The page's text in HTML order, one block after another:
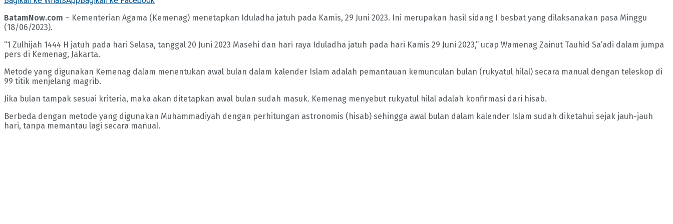
BatamNow.com – Kementerian Agama (Kemenag) menetapkan Iduladha jatuh pada Kamis, 29 Juni 2023. Ini merupakan hasil sidang I besbat yang dilaksanakan pasa Minggu
(18/06/2023).
“1 Zulhijah 1444 H jatuh pada hari Selasa, tanggal 20 Juni 2023 Masehi dan hari raya Iduladha jatuh pada hari Kamis 29 Juni 2023,” ucap Wamenag Zainut Tauhid Sa’adi dalam jumpa
pers di Kemenag, Jakarta.
Metode yang digunakan Kemenag dalam menentukan awal bulan dalam kalender Islam adalah pemantauan kemunculan bulan (rukyatul hilal) secara manual dengan teleskop di
99 titik menjelang magrib.
Jika bulan tampak sesuai kriteria, maka akan ditetapkan awal bulan sudah masuk. Kemenag menyebut rukyatul hilal adalah konfirmasi dari hisab.
Berbeda dengan metode yang digunakan Muhammadiyah dengan perhitungan astronomis (hisab) sehingga awal bulan dalam kalender Islam sudah diketahui sejak jauh-jauh
hari, tanpa memantau lagi secara manual.